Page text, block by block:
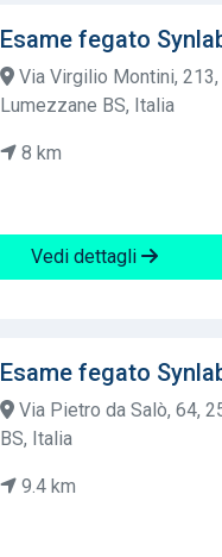
Esame fegato
Via Virgilio Montini,
Lumezzane BS, Italia
8 km
Vedi dettagli
Esame fegato
Via Pietro da Salò, 64,
BS, Italia
9.4 km